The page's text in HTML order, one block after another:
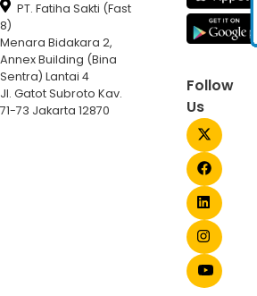
PT. Fatiha Sakti (Fast
8)
Menara Bidakara 2,
Annex Building (Bina
Sentra) Lantai 4
Jl. Gatot Subroto Kav.
71-73 Jakarta 12870
Follow
Us